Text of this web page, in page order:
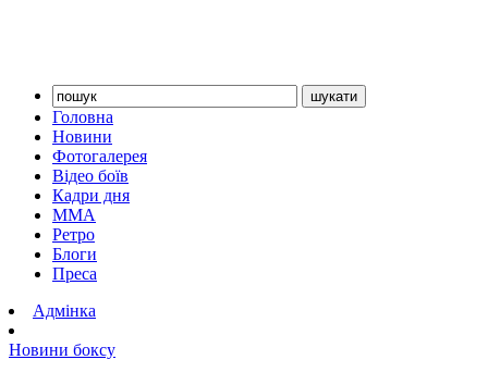
Головна
Новини
Фотогалерея
Відео боїв
Кадри дня
ММА
Ретро
Блоги
Преса
Адмінка
Новини боксу